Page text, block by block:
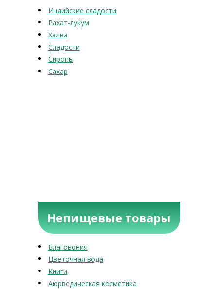
Индийские сладости
Рахат-лукум
Халва
Сладости
Сиропы
Сахар
Непищевые товары
Благовония
Цветочная вода
Книги
Аюрведическая косметика